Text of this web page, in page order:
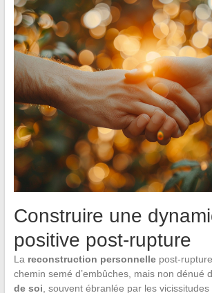
Construire une
positive post-rupture
La reconstruction personnellepost-rupture
chemin semé d’embûches, mais non dénué
de soi , souvent ébranlée par les vicissitudes